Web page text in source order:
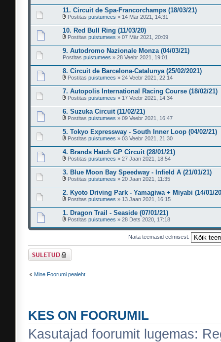
11. Circuit de Spa-Francorchamps (18/03/21)
Postitas puistumees » 14 Mär 2021, 14:31
10. Red Bull Ring (11/03/20)
Postitas puistumees » 07 Mär 2021, 20:09
9. Autodromo Nazionale Monza (04/03/21)
Postitas puistumees » 28 Veebr 2021, 19:01
8. Circuit de Barcelona-Catalunya (25/02/2021)
Postitas puistumees » 24 Veebr 2021, 22:14
7. Autopolis International Racing Course (18/02/21)
Postitas puistumees » 17 Veebr 2021, 14:34
6. Suzuka Circuit (11/02/21)
Postitas puistumees » 09 Veebr 2021, 16:47
5. Tokyo Expressway - South Inner Loop (04/02/21)
Postitas puistumees » 03 Veebr 2021, 21:30
4. Brands Hatch GP Circuit (28/01/21)
Postitas puistumees » 27 Jaan 2021, 18:54
3. Blue Moon Bay Speedway - Infield A (21/01/21)
Postitas puistumees » 20 Jaan 2021, 11:35
2. Kyoto Driving Park - Yamagiwa + Miyabi (14/01/
Postitas puistumees » 13 Jaan 2021, 16:15
1. Dragon Trail - Seaside (07/01/21)
Postitas puistumees » 28 Dets 2020, 17:18
Näita teemasid eelmisest:
Foorum on lukus
Mine Foorumi pealeht
KES ON FOORUMIL
Kasutajad foorumit lugemas: